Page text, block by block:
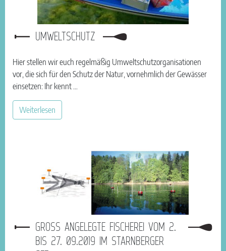
UMWELTSCHUTZ
Hier stellen wir euch regelmäßig Umweltschutzorganisationen
vor, die sich für den Schutz der Natur, vornehmlich der Gewässer
einsetzen: Ihr kennt …
Weiterlesen
GROSS ANGELEGTE FISCHEREI VOM 2. B
IS 27. 09.2019 IM STARNBERGER S